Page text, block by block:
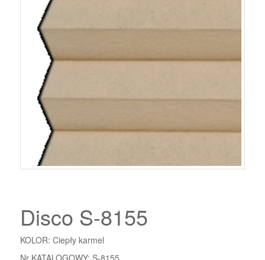
Disco S-8155
KOLOR: Ciepły karmel
Nr KATALOGOWY: S-8155